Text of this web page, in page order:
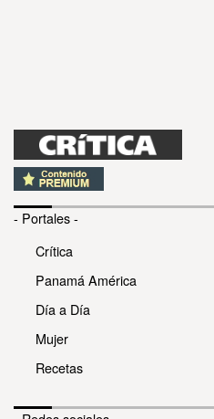
- Portales -
Crítica
Panamá América
Día a Día
Mujer
Recetas